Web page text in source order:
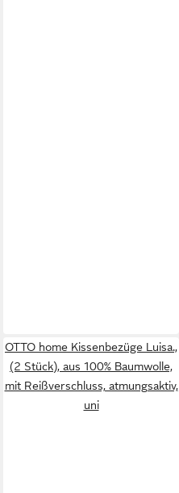
OTTO home Kissenbezüge Luisa.,
(2 Stück), aus 100% Baumwolle,
mit Reißverschluss, atmungsaktiv,
uni